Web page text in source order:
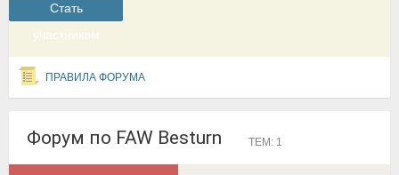
Cтать
участником
ПРАВИЛА ФОРУМА
Форум по FAW Besturn ТЕМ: 1